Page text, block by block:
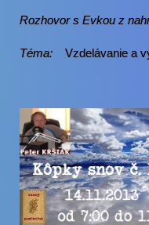
Rozhovor s Evkou z
Téma: Vzdelávanie a